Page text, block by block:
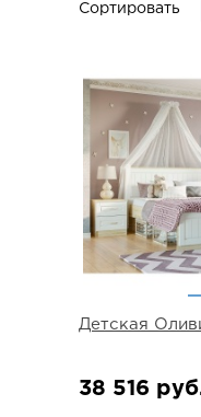
Сортировать
Детская
38 516